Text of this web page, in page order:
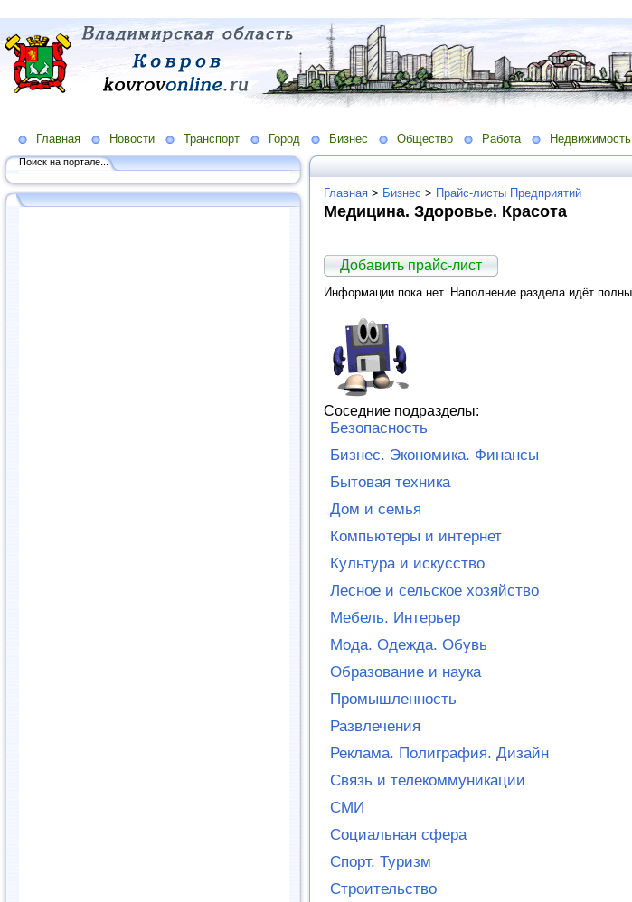
Главная Новости Транспорт Город Бизнес Общество Работа Недвижимость
Поиск на портале...
Главная > Бизнес > Прайс-листы Предприятий
Медицина. Здоровье. Красота
Добавить прайс-лист
Информации пока нет. Наполнение раздела идёт
Соседние подразделы:
Безопасность
Бизнес. Экономика. Финансы
Бытовая техника
Дом и семья
Компьютеры и интернет
Культура и искусство
Лесное и сельское хозяйство
Мебель. Интерьер
Мода. Одежда. Обувь
Образование и наука
Промышленность
Развлечения
Реклама. Полиграфия. Дизайн
Связь и телекоммуникации
СМИ
Социальная сфера
Спорт. Туризм
Строительство